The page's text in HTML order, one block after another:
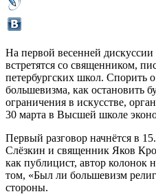
На первой весенней
встретятся со священником,
петербургских школ. Спорить
большевизма, как остановить
ограничения в искусстве,
30 марта в Высшей школе
Первый разговор начнётся в
Слёзкин и священник Яков
как публицист, автор колонок
том, «Был ли большевизм
стороны.